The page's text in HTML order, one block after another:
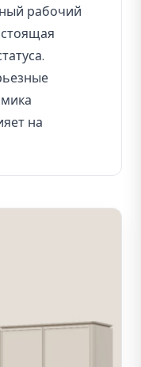
рабочий
на